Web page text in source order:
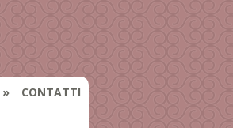
CONTATTI